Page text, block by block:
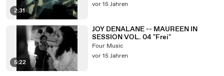
2:31
vor 15 Jahren
5:22
JOY DENALANE -- MAUREEN IN
SESSION VOL. 04 "Frei"
Four Music
vor 15 Jahren